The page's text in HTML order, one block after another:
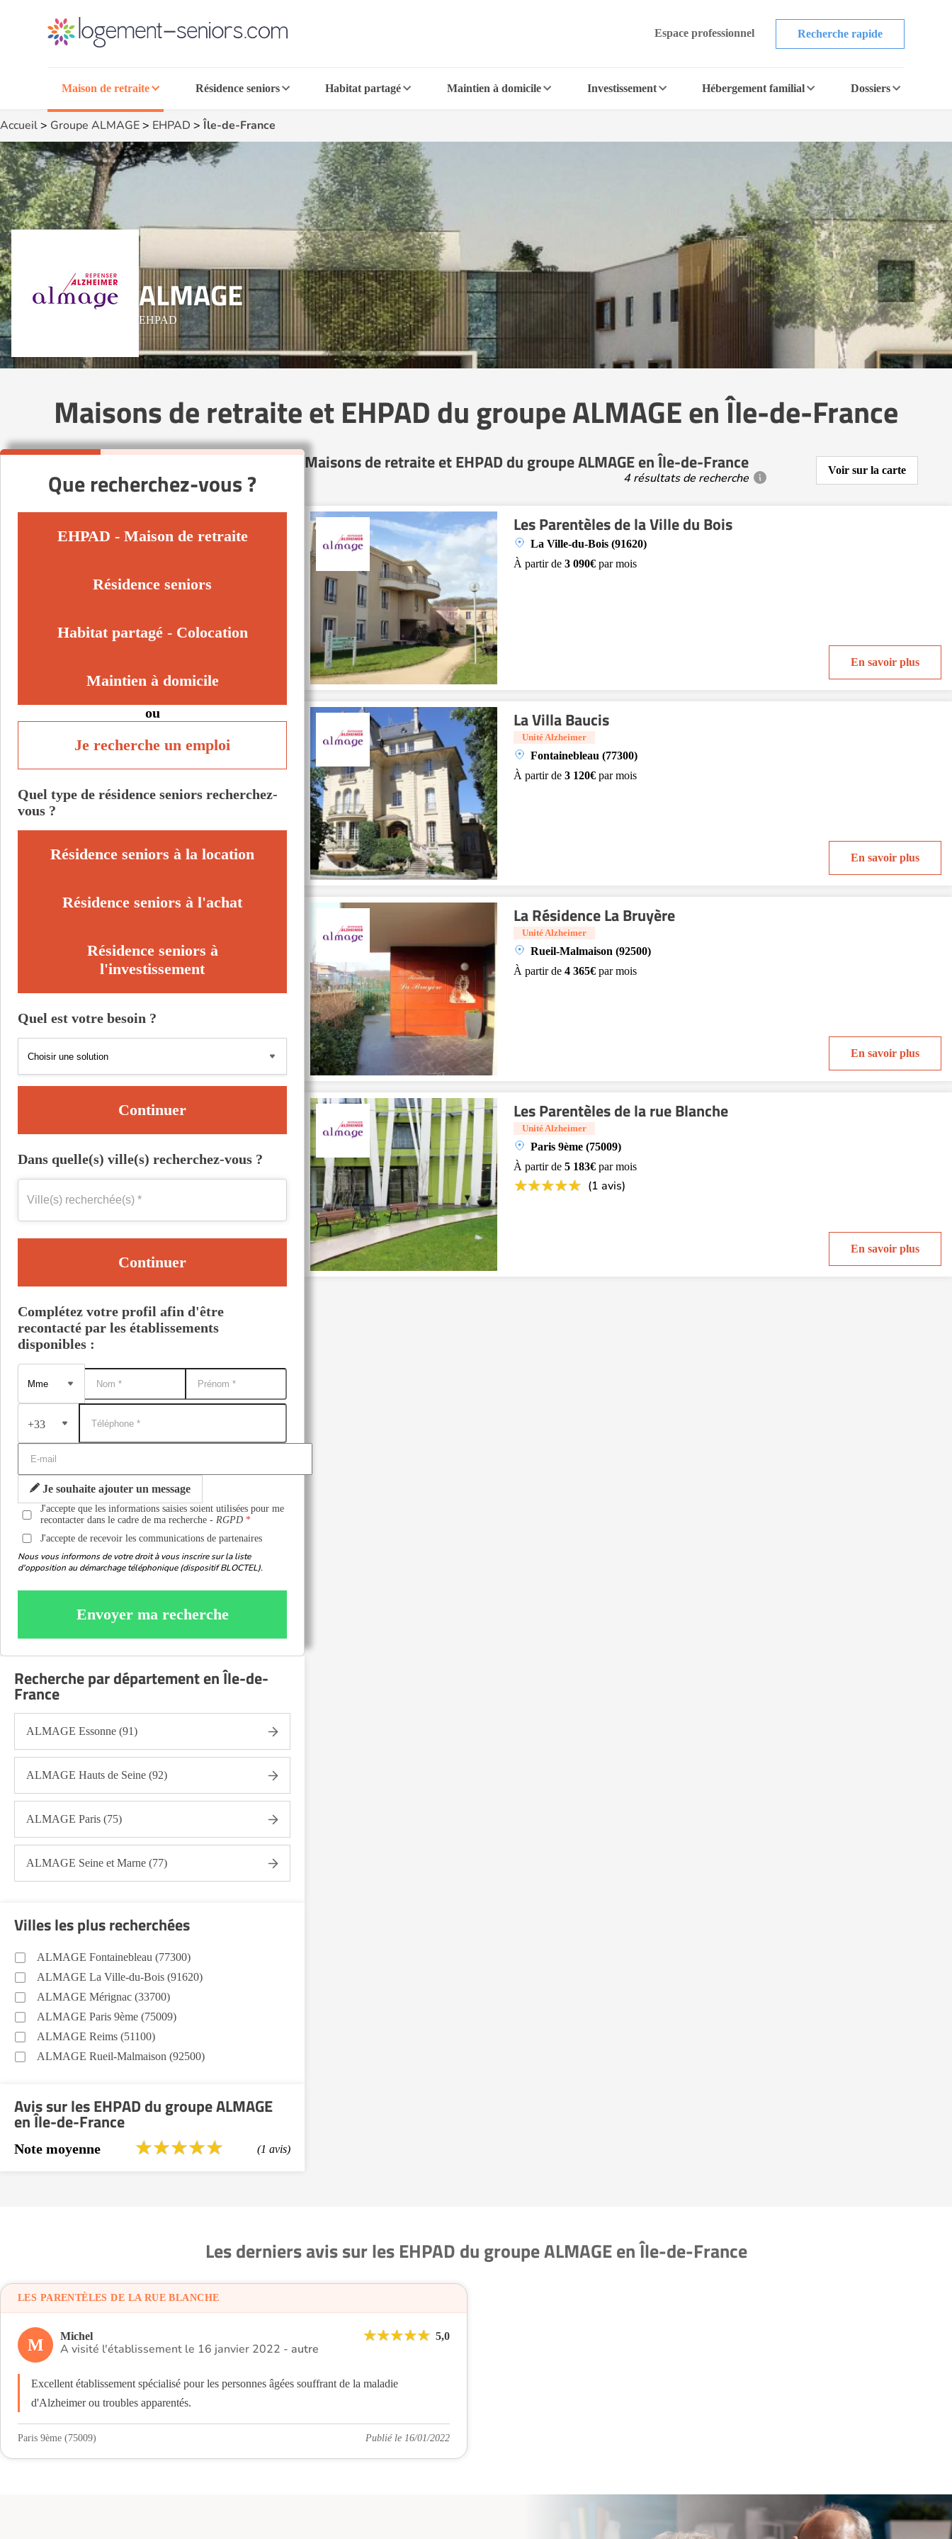
Espace professionnel Recherche rapide
Maison de retraite Résidence seniors Habitat partagé Maintien à domicile Investissement Hébergement familial Dossiers
Accueil> Groupe ALMAGE> EHPAD > Île-de-France
ALMAGE
EHPAD
Maisons de retraite et EHPAD du groupe ALMAGE en Île-de-France
Maisons de retraite et EHPAD du groupe ALMAGE en Île-de-France
4 résultats de recherche
Voir sur la carte
Les Parentèles de la Ville du Bois
La Ville-du-Bois (91620)
À partir de 3 090€ par mois
En savoir plus
La Villa Baucis
Unité Alzheimer
Fontainebleau (77300)
À partir de 3 120€ par mois
En savoir plus
La Résidence La Bruyère
Unité Alzheimer
Rueil-Malmaison (92500)
À partir de 4 365€ par mois
En savoir plus
Les Parentèles de la rue Blanche
Unité Alzheimer
Paris 9ème (75009)
À partir de 5 183€ par mois
(1 avis)
En savoir plus
Que recherchez-vous ?
EHPAD - Maison de retraite
Résidence seniors
Habitat partagé - Colocation
Maintien à domicile
ou
Je recherche un emploi
Quel type de résidence seniors recherchez-
vous ?
Résidence seniors à la location
Résidence seniors à l'achat
Résidence seniors à
l'investissement
Quel est votre besoin ?
Continuer
Dans quelle(s) ville(s) recherchez-vous ?
Continuer
Complétez votre profil afin d'être
recontacté par les établissements
disponibles :
+33
Je souhaite ajouter un message
J'accepte que les informations saisies soient utilisées pour me
recontacter dans le cadre de ma recherche -RGPD
J'accepte de recevoir les communications de partenaires
Nous vous informons de votre droit à vous inscrire sur la liste
d'opposition au démarchage téléphonique (dispositif BLOCTEL).
Envoyer ma recherche
Recherche par département en Île-de-
France
ALMAGE Essonne (91)
ALMAGE Hauts de Seine (92)
ALMAGE Paris (75)
ALMAGE Seine et Marne (77)
Villes les plus recherchées
ALMAGE Fontainebleau (77300)
ALMAGE La Ville-du-Bois (91620)
ALMAGE Mérignac (33700)
ALMAGE Paris 9ème (75009)
ALMAGE Reims (51100)
ALMAGE Rueil-Malmaison (92500)
Avis sur les EHPAD du groupe ALMAGE
en Île-de-France
Note moyenne (1 avis)
Les derniers avis sur les EHPAD du groupe ALMAGE en Île-de-France
M Michel 5,0
A visité l'établissement le 16 janvier 2022 - autre
Excellent établissement spécialisé pour les personnes âgées souffrant de la maladie
d'Alzheimer ou troubles apparentés.
LES PARENTÈLES DE LA RUE BLANCHE
Paris 9ème (75009) Publié le 16/01/2022